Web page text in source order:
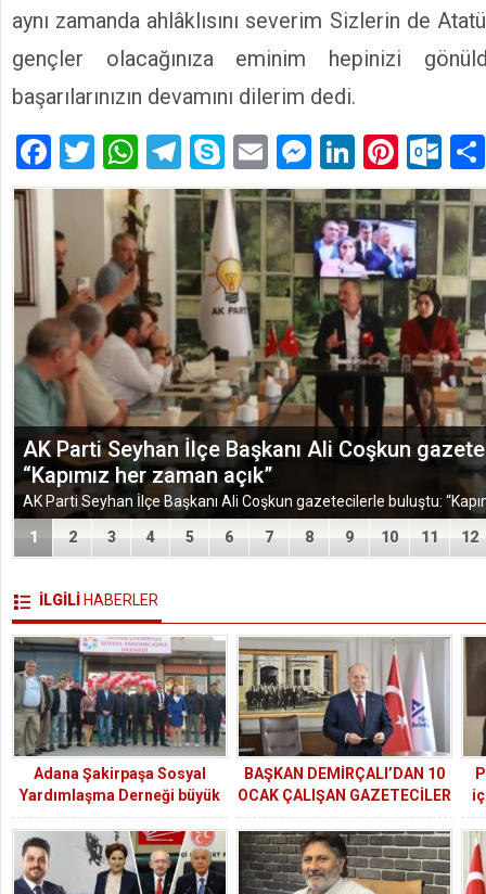
aynı zamanda ahlâklısını severim Sizlerin de
gençler olacağınıza eminim hepinizi
başarılarınızın devamını dilerim dedi.
Facebook
Twitter
WhatsApp
Telegram
SkypeEmailMessenger
LinkedIn
AK Parti Seyhan İlçe Başkanı Ali Coşkun
“Kapımız her zaman açık”
1 2 3 4 5 6 7 8 9 10 11 12
İLGİLİHABERLER
Adana Şakirpaşa Sosyal
Yardımlaşma Derneği büyük
bir coşkuyla açıldı
BAŞKAN DEMİRÇALI’DAN 10
OCAK ÇALIŞAN GAZETECİLER
GÜNÜ MESAJI